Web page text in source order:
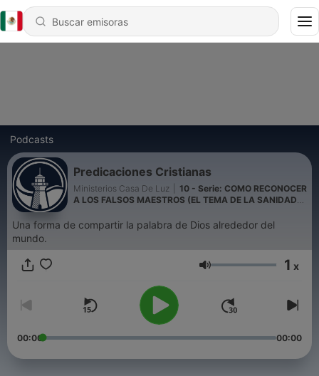
Podcasts
Predicaciones Cristianas
Ministerios Casa De Luz
10 - Serie: COMO RECONOCER
A LOS FALSOS MAESTROS (EL TEMA DE LA SANIDAD
Una forma de compartir la palabra de Dios alrededor del
mundo.
Volumen 1 x
00:00 00:00